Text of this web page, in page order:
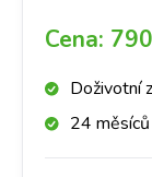
provedení, se
dalším
Cena:
Doživotní
24 měsíců